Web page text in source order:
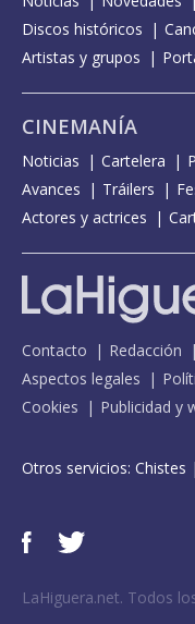
Discos históricos
Artistas y grupos
CINEMANÍA
Noticias Cartelera
Avances
Tráilers
Actores y actrices
Contacto Redacción
Aspectos legales
Cookies
Publicidad y
Otros servicios: Chistes |
LaHiguera.net. Todos